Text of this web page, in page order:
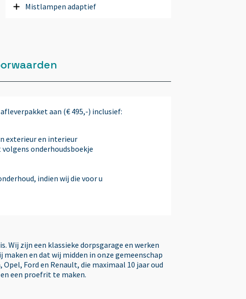
Mistlampen adaptief
Multimedia-voorbereiding
Spraakbediening
aan (€ 495,-) inclusief:
exterieur en interieur
onderhoudsboekje
indien wij die voor u
Wij zijn een klassieke dorpsgarage en werken
en dat wij midden in onze gemeenschap
Ford en Renault, die maximaal 10 jaar oud
een proefrit te maken.